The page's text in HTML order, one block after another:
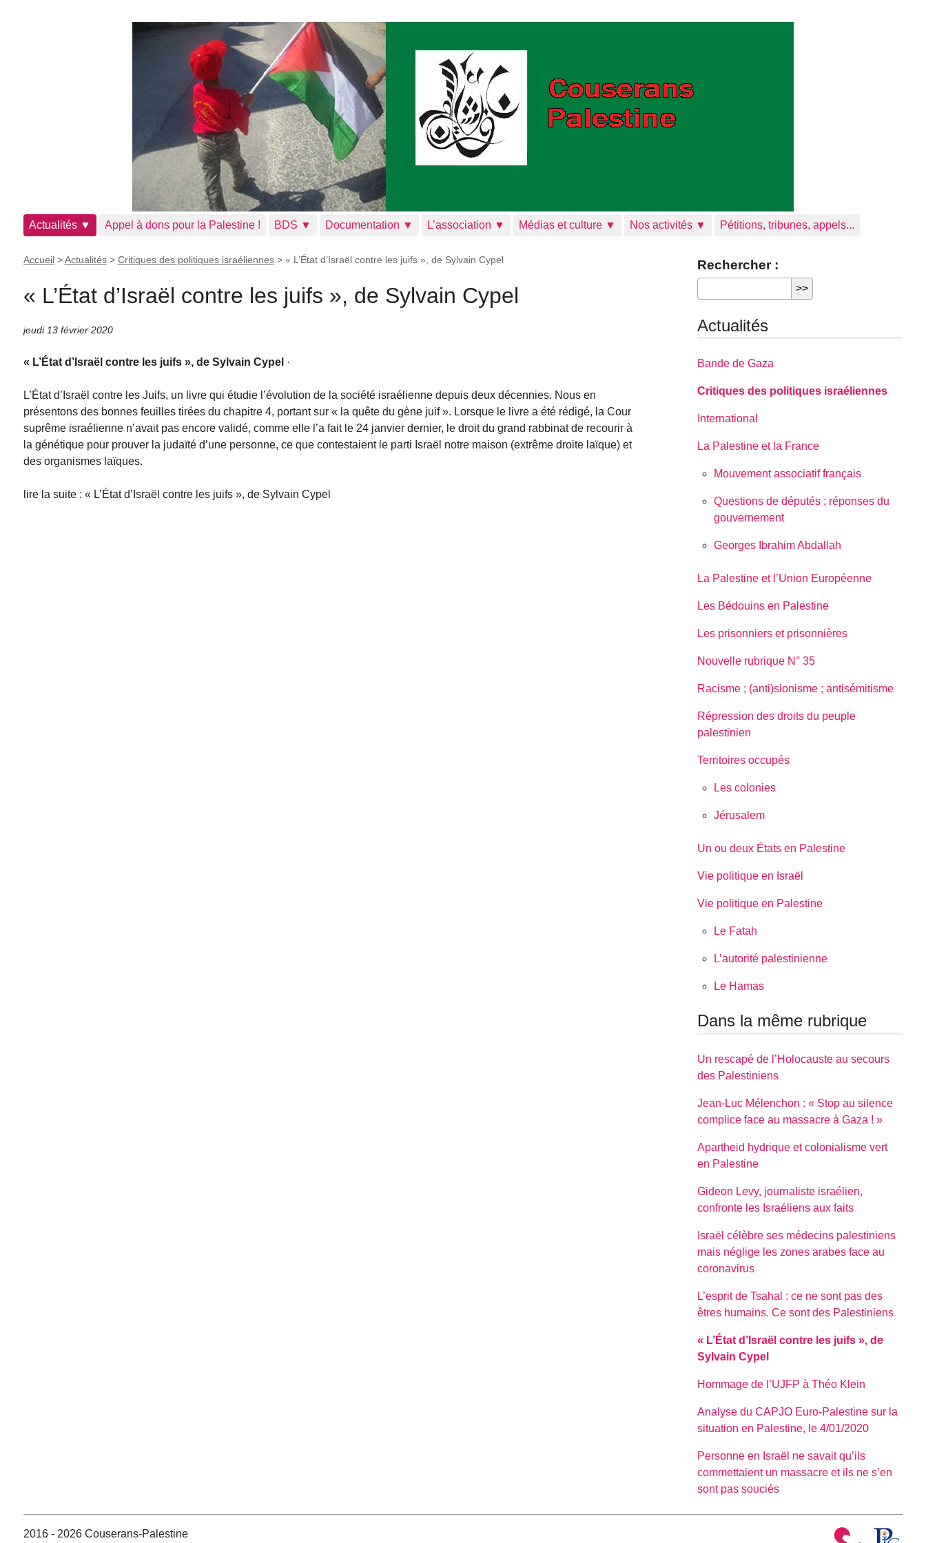
Actualités ▼ Appel à dons pour la Palestine ! BDS ▼ Documentation ▼ L’association ▼ Médias et culture ▼ Nos activités ▼ Pétitions, tribunes, appels...
Accueil>Actualités> Critiques des politiques israéliennes> « L’État d’Israël contre les juifs », de Sylvain Cypel
« L’État d’Israël contre les juifs », de Sylvain Cypel
jeudi 13 février 2020
« L’État d’Israël contre les juifs », de Sylvain Cypel ·
L’État d’Israël contre les Juifs, un livre qui étudie l’évolution de la société israélienne depuis deux décennies. Nous en
présentons des bonnes feuilles tirées du chapitre 4, portant sur « la quête du gène juif ». Lorsque le livre a été rédigé, la Cour
suprême israélienne n’avait pas encore validé, comme elle l’a fait le 24 janvier dernier, le droit du grand rabbinat de recourir à
la génétique pour prouver la judaïté d’une personne, ce que contestaient le parti Israël notre maison (extrême droite laïque) et
des organismes laïques.
lire la suite : « L’État d’Israël contre les juifs », de Sylvain Cypel
Rechercher :
Actualités
Bande de Gaza
Critiques des politiques israéliennes
International
La Palestine et la France
Mouvement associatif français
Questions de députés ; réponses du
gouvernement
Georges Ibrahim Abdallah
La Palestine et l’Union Européenne
Les Bédouins en Palestine
Les prisonniers et prisonnières
Nouvelle rubrique N° 35
Racisme ; (anti)sionisme ; antisémitisme
Répression des droits du peuple
palestinien
Territoires occupés
Les colonies
Jérusalem
Un ou deux États en Palestine
Vie politique en Israël
Vie politique en Palestine
Le Fatah
L’autorité palestinienne
Le Hamas
Dans la même rubrique
Un rescapé de l’Holocauste au secours
des Palestiniens
Jean-Luc Mélenchon : « Stop au silence
complice face au massacre à Gaza ! »
Apartheid hydrique et colonialisme vert
en Palestine
Gideon Levy, journaliste israélien,
confronte les Israéliens aux faits
Israël célèbre ses médecins palestiniens
mais néglige les zones arabes face au
coronavirus
L’esprit de Tsahal : ce ne sont pas des
êtres humains. Ce sont des Palestiniens
« L’État d’Israël contre les juifs », de
Sylvain Cypel
Hommage de l’UJFP à Théo Klein
Analyse du CAPJO Euro-Palestine sur la
situation en Palestine, le 4/01/2020
Personne en Israël ne savait qu’ils
commettaient un massacre et ils ne s’en
sont pas souciés
2016 - 2026 Couserans-Palestine